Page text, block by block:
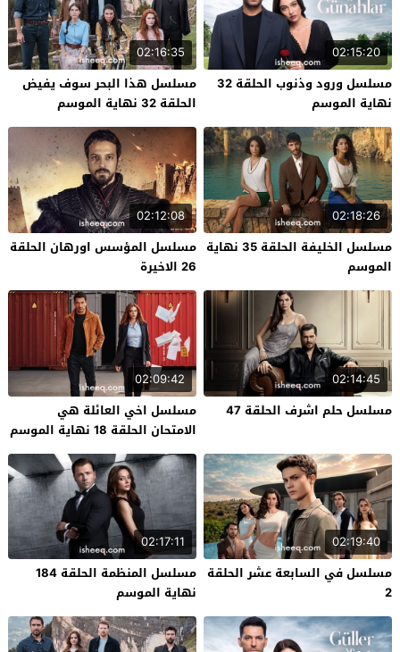
02:15:20
مسلسل ورود وذنوب الحلقة 32
نهاية الموسم
02:16:35
مسلسل هذا البحر سوف يفيض
الحلقة 32 نهاية الموسم
02:18:26
مسلسل الخليفة الحلقة 35 نهاية
الموسم
02:12:08
مسلسل المؤسس اورهان الحلقة
26 الاخيرة
02:14:45
مسلسل حلم اشرف الحلقة 47
02:09:42
مسلسل اخي العائلة هي
الامتحان الحلقة 18 نهاية الموسم
02:19:40
مسلسل في السابعة عشر الحلقة
2
02:17:11
مسلسل المنظمة الحلقة 184
نهاية الموسم